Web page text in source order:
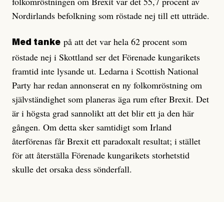
Nordirlands befolkning som röstade nej till ett utträde.
Med tanke på att det var hela 62 procent som
röstade nej i Skottland ser det Förenade kungarikets
framtid inte lysande ut. Ledarna i Scottish National
Party har redan annonserat en ny folkomröstning om
självständighet som planeras äga rum efter Brexit. Det
är i högsta grad sannolikt att det blir ett ja den här
gången. Om detta sker samtidigt som Irland
återförenas får Brexit ett paradoxalt resultat; i stället
för att återställa Förenade kungarikets storhetstid
skulle det orsaka dess sönderfall.